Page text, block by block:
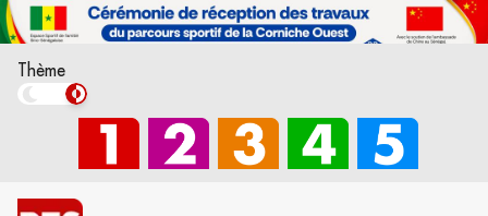
Thème